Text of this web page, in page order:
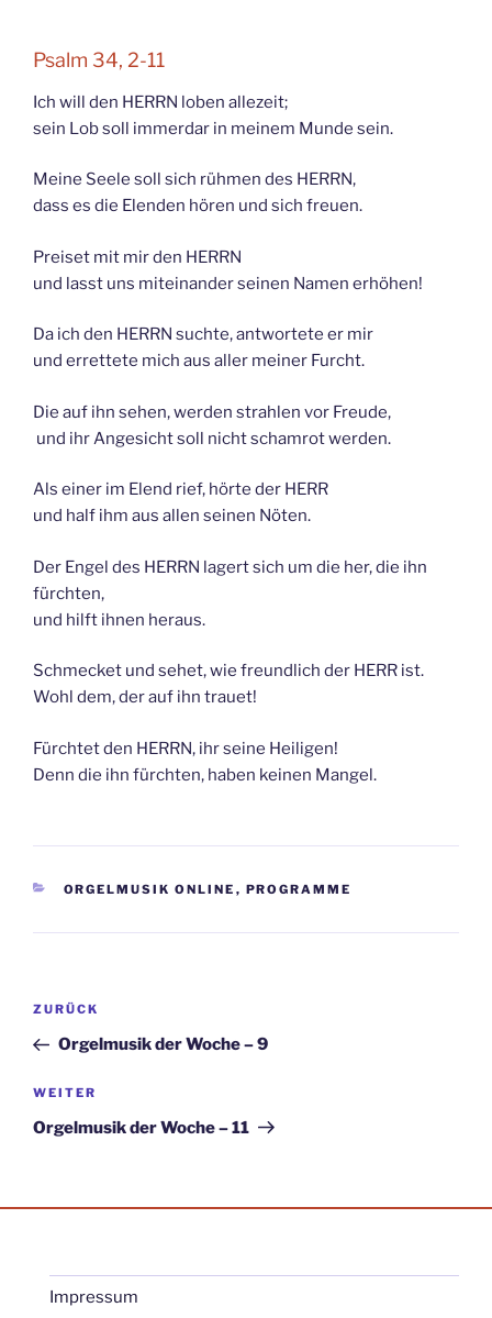
Psalm 34, 2-11
Ich will den HERRN loben allezeit;
sein Lob soll immerdar in meinem Munde sein.
Meine Seele soll sich rühmen des HERRN,
dass es die Elenden hören und sich freuen.
Preiset mit mir den HERRN
und lasst uns miteinander seinen Namen erhöhen!
Da ich den HERRN suchte, antwortete er mir
und errettete mich aus aller meiner Furcht.
Die auf ihn sehen, werden strahlen vor Freude,
und ihr Angesicht soll nicht schamrot werden.
Als einer im Elend rief, hörte der HERR
und half ihm aus allen seinen Nöten.
Der Engel des HERRN lagert sich um die her, die ihn
fürchten,
und hilft ihnen heraus.
Schmecket und sehet, wie freundlich der HERR ist.
Wohl dem, der auf ihn trauet!
Fürchtet den HERRN, ihr seine Heiligen!
Denn die ihn fürchten, haben keinen Mangel.
KATEGORIEN
ORGELMUSIK ONLINE , PROGRAMME
Beitragsnavigation
Vorheriger
Beitrag
ZURÜCK
Orgelmusik der Woche – 9
Nächster
Beitrag
WEITER
Orgelmusik der Woche – 11
Impressum